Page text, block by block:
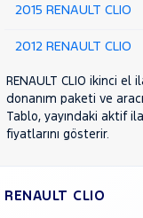
2015 RENAULT CLIO
2012 RENAULT CLIO
RENAULT CLIO ikinci
donanım paketi ve
Tablo, yayındaki aktif
fiyatlarını gösterir.
RENAULT CLIO